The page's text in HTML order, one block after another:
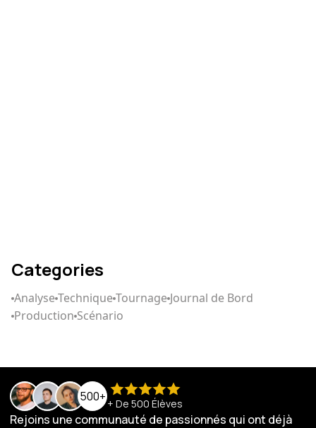
Categories
AnalyseTechniqueTournage Journal de Bord
Production Scénario
500+ + De 500 Élèves
Rejoins une communauté de passionnés qui ont déjà